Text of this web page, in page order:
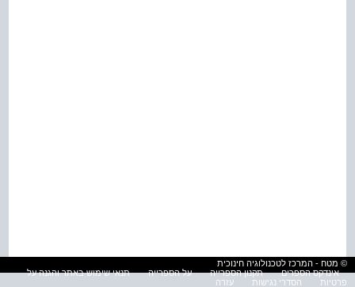
© מטח - המרכז לטכנולוגיה חינוכית
אינדקס הספרים
תקנון הספרייה על הספרייה
תנאי שימוש באתר והגנה על
פרטיות
הסדרי נגישות עזרה